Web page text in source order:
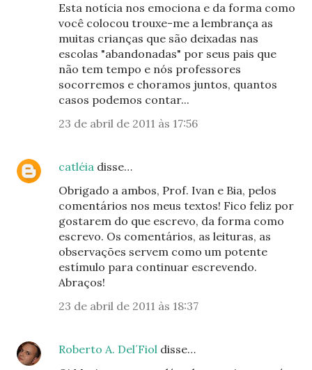
Esta notícia nos emociona e da forma como
você colocou trouxe-me a lembrança as
muitas crianças que são deixadas nas
escolas "abandonadas" por seus pais que
não tem tempo e nós professores
socorremos e choramos juntos, quantos
casos podemos contar...
23 de abril de 2011 às 17:56
catléia disse…
Obrigado a ambos, Prof. Ivan e Bia, pelos
comentários nos meus textos! Fico feliz por
gostarem do que escrevo, da forma como
escrevo. Os comentários, as leituras, as
observações servem como um potente
estímulo para continuar escrevendo.
Abraços!
23 de abril de 2011 às 18:37
Roberto A. Del´Fiol disse…